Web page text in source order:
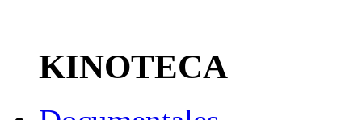
KINOTECA